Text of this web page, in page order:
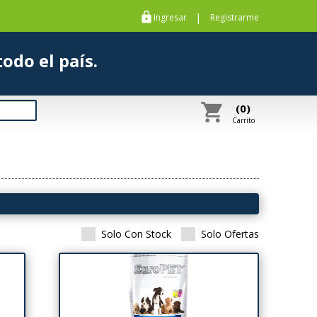
https Ingresar | Registrarme
a todo el país.
shopping_cart (0)
Carrito
Solo Con Stock Solo Ofertas